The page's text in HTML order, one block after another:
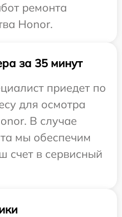
ремонта
Honor.
за 35 минут
приедет по
для осмотра
В случае
мы обеспечим
счет в сервисный